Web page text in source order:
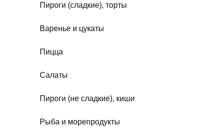
Пироги (сладкие), торты
Варенье и цукаты
Пицца
Салаты
Пироги (не сладкие), киши
Рыба и морепродукты